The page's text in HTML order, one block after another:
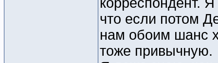
что если потом
нам обоим шанс
тоже привычную.